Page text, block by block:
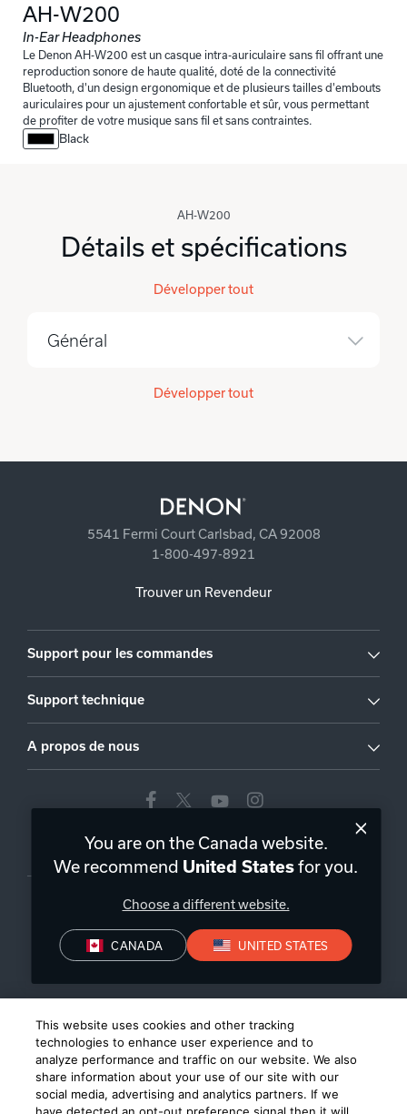
AH-W200
In-Ear Headphones
Le Denon AH-W200 est un casque intra-auriculaire sans fil offrant une
reproduction sonore de haute qualité, doté de la connectivité
Bluetooth, d'un design ergonomique et de plusieurs tailles d'embouts
auriculaires pour un ajustement confortable et sûr, vous permettant
de profiter de votre musique sans fil et sans contraintes.
Black
AH-W200
Détails et spécifications
Développer tout
Général
Développer tout
5541 Fermi Court Carlsbad, CA 92008
1-800-497-8921
Trouver un Revendeur
Support pour les commandes
Support technique
A propos de nous
Canada|FR
Politique de Confidentialité Conditions de Vente
Conditions
You are on the Canada website.
We recommend United Statesfor you.
Choose a different website.
CANADA UNITED STATES
This website uses cookies and other tracking
technologies to enhance user experience and to
analyze performance and traffic on our website. We also
share information about your use of our site with our
social media, advertising and analytics partners. If we